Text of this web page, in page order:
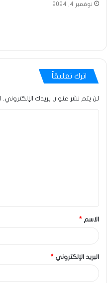
نوفمبر 4, 2024
اترك تعليقاً
لن يتم نشر عنوان بريدك الإلكتروني.
الاسم *
البريد الإلكتروني *